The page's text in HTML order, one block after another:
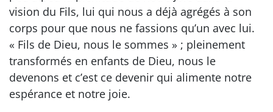
vision du Fils, lui qui nous a déjà agrégés à son
corps pour que nous ne fassions qu’un avec lui.
« Fils de Dieu, nous le sommes » ; pleinement
transformés en enfants de Dieu, nous le
devenons et c’est ce devenir qui alimente notre
espérance et notre joie.